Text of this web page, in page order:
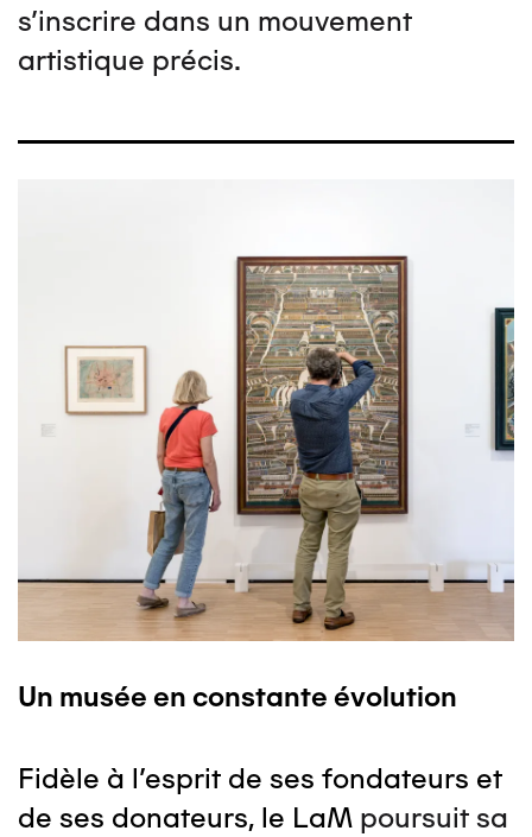
s'inscrire dans un mouvement
artistique précis.
Un musée en constante évolution
Fidèle à l’esprit de ses fondateurs et
de ses donateurs, le LaM poursuit sa